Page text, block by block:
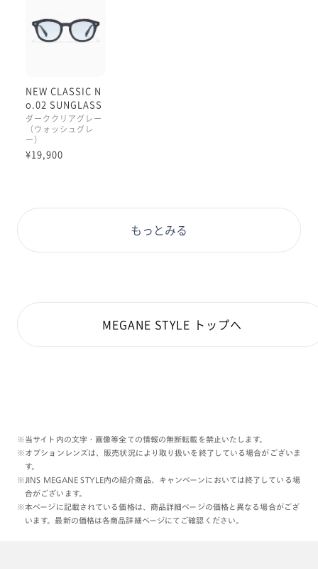
NEW CLASSIC N
o.02 SUNGLASS
ES
ダーククリアグレー
（ウォッシュグレ
ー）
¥19,900
もっとみる
MEGANE STYLE トップへ
※当サイト内の文字・画像等全ての情報の無断転載を禁止いたします。
※オプションレンズは、販売状況により取り扱いを終了している場合がございま
す。
※JINS MEGANE STYLE内の紹介商品、キャンペーンにおいては終了している場
合がございます。
※本ページに記載されている価格は、商品詳細ページの価格と異なる場合がござ
います。最新の価格は各商品詳細ページにてご確認ください。